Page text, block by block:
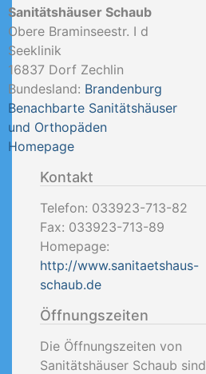
Sanitätshäuser Schaub
Obere Braminseestr. I d
Seeklinik
16837 Dorf Zechlin
Bundesland: Brandenburg
Benachbarte Sanitätshäuser
und Orthopäden
Homepage
Kontakt
Telefon: 033923-713-82
Fax: 033923-713-89
Homepage:
http://www.sanitaetshaus-
schaub.de
Öffnungszeiten
Die Öffnungszeiten von
Sanitätshäuser Schaub sind